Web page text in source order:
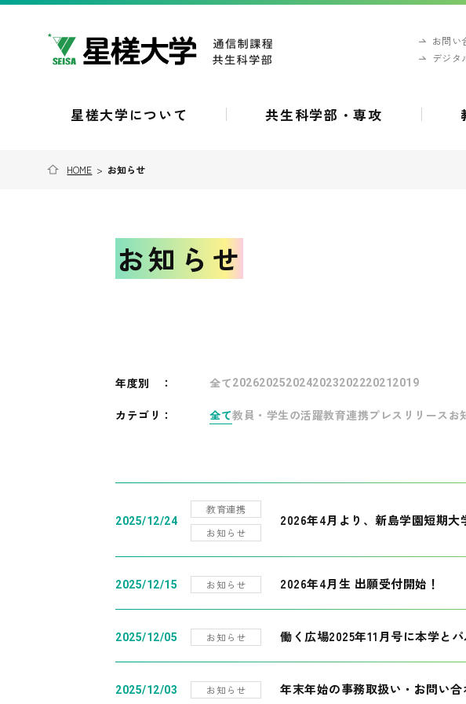
お問い
デジタ
星槎大学について 共生科学部・専攻
HOME > お知らせ
お知らせ
年度別 ： 全て202620252024202320222021 2019
カテゴリ： 全て教員・学生の活躍教育連携プレスリリース お
2025/12/24
教育連携
お知らせ
2026年4月より、新島学園短期大
2025/12/15 お知らせ 2026年4月生 出願受付開始！
2025/12/05 お知らせ 働く広場2025年11月号に本学と
2025/12/03 お知らせ 年末年始の事務取扱い・お問い合